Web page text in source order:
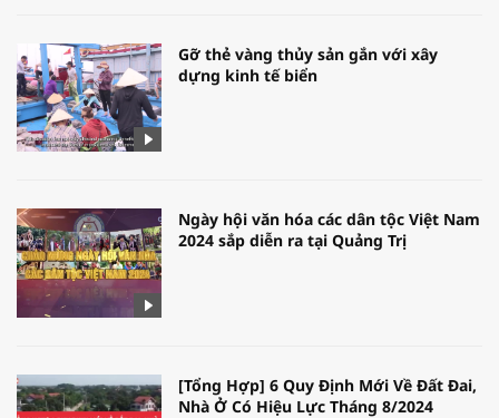
Gỡ thẻ vàng thủy sản gắn với xây
dựng kinh tế biển
Ngày hội văn hóa các dân tộc Việt Nam
2024 sắp diễn ra tại Quảng Trị
[Tổng Hợp] 6 Quy Định Mới Về Đất Đai,
Nhà Ở Có Hiệu Lực Tháng 8/2024